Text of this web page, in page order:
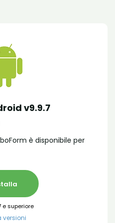
v9.9.7
è disponibile per
e superiore
versioni